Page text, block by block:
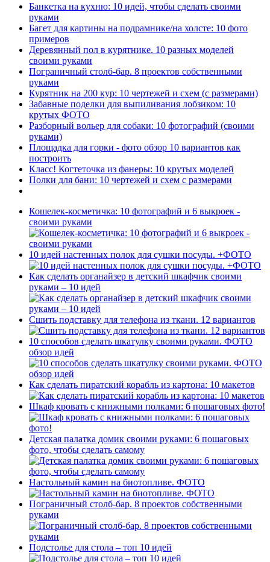
Банкетка на кухню: 10 идей, чтобы сделать своими
руками
Багет для картины на подрамнике/на холсте: 10 фото
примеров
Деревянный пол в курятнике. 10 разных моделей
своими руками
Пограничный столб-бар. 8 проектов собственными
руками
Курятник на 200 кур: 10 чертежей и схем (с размерами)
Забавные поделки для выпиливания лобзиком: 10
крутых ФОТО
Разборный вольер для собаки: 10 фотографий (своими
руками)
Площадка для горки - фото обзор 10 вариантов как
построить
Класс! Когтеточка из фанеры: 10 крутых моделей
Полки для бани: 10 чертежей и схем с размерами
Кошелек-косметичка: 10 фотографий и 6 выкроек -
своими руками
10 идей настенных полок для сушки посуды. +ФОТО
Как сделать органайзер в детский шкафчик своими
руками – 10 идей
Сшить подставку для телефона из ткани. 12 вариантов
10 способов сделать шкатулку своими руками. ФОТО
обзор идей
Как сделать пиратский корабль из картона: 10 макетов
Шкаф кровать с книжными полками: 6 пошаговых фото!
Детская палатка домик своими руками: 6 пошаговых
фото, чтобы сделать самому
Настольный камин на биотопливе. ФОТО
Пограничный столб-бар. 8 проектов собственными
руками
Подстолье для стола – топ 10 идей